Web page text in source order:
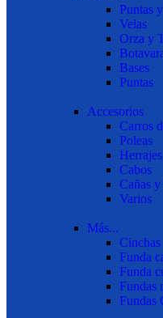
Puntas
Velas
Orza y
Bases
Puntas
Accesorios
Carros
Poleas
Herrajes
Cabos
Cañas
Varios
Más...
Cinchas
Funda
Funda
Fundas
Fundas